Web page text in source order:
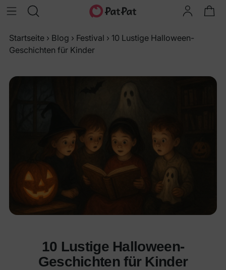
Startseite › Blog › Festival › 10 Lustige Halloween-
Geschichten für Kinder
10 Lustige Halloween-
Geschichten für Kinder